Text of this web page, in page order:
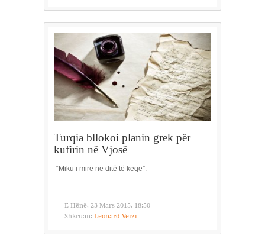
Turqia bllokoi planin grek për
kufirin në Vjosë
-“Miku i mirë në ditë të keqe”.
E Hënë, 23 Mars 2015, 18:50
Shkruan: Leonard Veizi